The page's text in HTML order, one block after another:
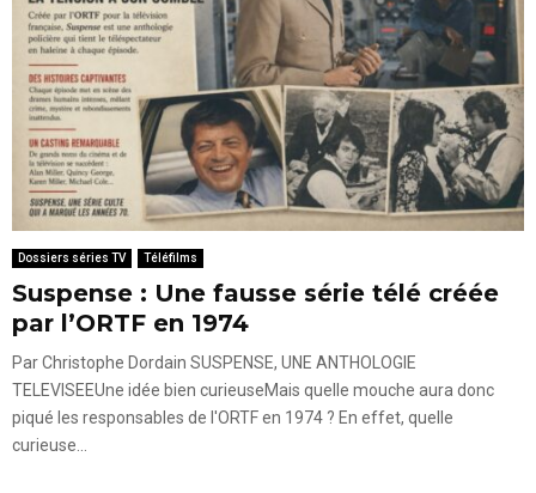
Dossiers séries TV Téléfilms
Suspense : Une fausse série télé créée
par l’ORTF en 1974
Par Christophe Dordain SUSPENSE, UNE ANTHOLOGIE
TELEVISEEUne idée bien curieuseMais quelle mouche aura donc
piqué les responsables de l'ORTF en 1974 ? En effet, quelle
curieuse...